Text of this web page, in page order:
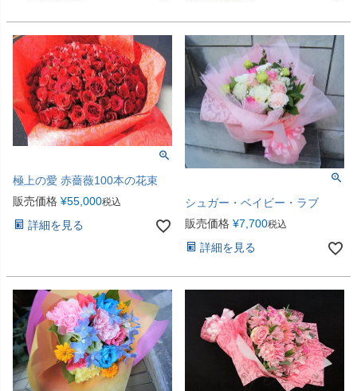
極上の愛 赤薔薇100本の花束
販売価格 ¥55,000税込
詳細を見る
シュガー・ベイビー・ラブ
販売価格 ¥7,700税込
詳細を見る